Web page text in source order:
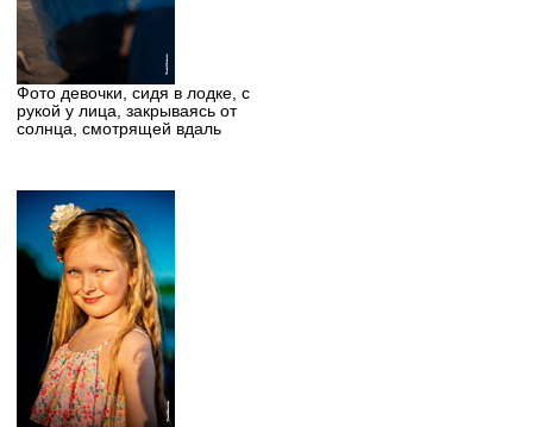
Фото девочки, сидя в лодке, с
рукой у лица, закрываясь от
солнца, смотрящей вдаль